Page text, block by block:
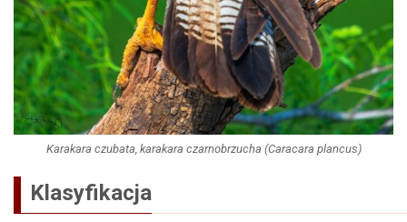
Karakara czubata, karakara czarnobrzucha (Caracara plancus)
Klasyfikacja